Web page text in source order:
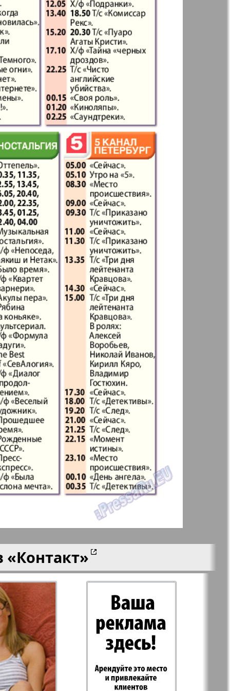
41
47
53
59
71
Англия
Аугсбург-сити
Будь здоров
info Вечерняя газета
Wadim
Дом и семья
газета
Еврейская
панорама
Жизнь женщины
Идеальная фирма
Катюша
Крот в Германии
LDK по-русски
Мила
сити
My City Frankfurt
am Main
Наша марка
Объектив EU
«Контакт»